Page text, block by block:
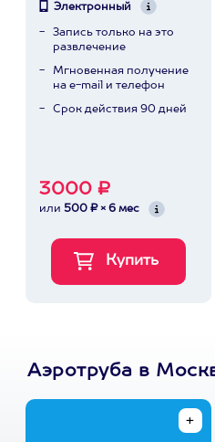
Электронный
Запись только на это
развлечение
Мгновенная получение
на e-mail и телефон
Срок действия 90 дней
3000 ₽
или 500 ₽ × 6 мес
Аэротруба в